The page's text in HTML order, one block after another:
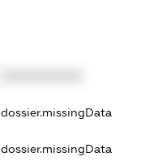
dossier.missingData
dossier.missingData